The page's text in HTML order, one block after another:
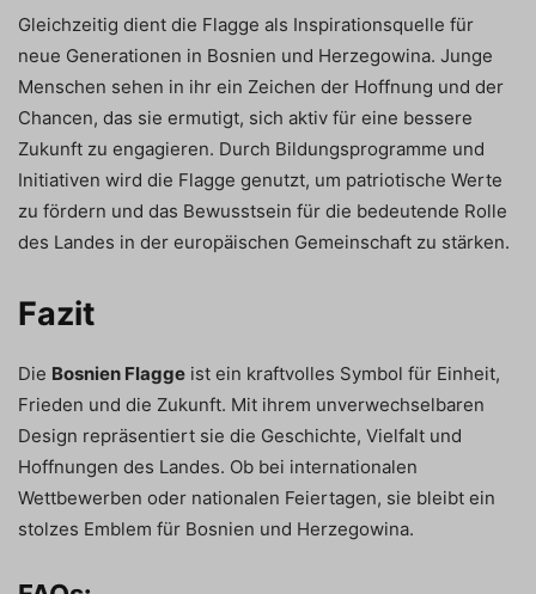
Gleichzeitig dient die Flagge als Inspirationsquelle für
neue Generationen in Bosnien und Herzegowina. Junge
Menschen sehen in ihr ein Zeichen der Hoffnung und der
Chancen, das sie ermutigt, sich aktiv für eine bessere
Zukunft zu engagieren. Durch Bildungsprogramme und
Initiativen wird die Flagge genutzt, um patriotische Werte
zu fördern und das Bewusstsein für die bedeutende Rolle
des Landes in der europäischen Gemeinschaft zu stärken.
Fazit
Die Bosnien Flagge ist ein kraftvolles Symbol für Einheit,
Frieden und die Zukunft. Mit ihrem unverwechselbaren
Design repräsentiert sie die Geschichte, Vielfalt und
Hoffnungen des Landes. Ob bei internationalen
Wettbewerben oder nationalen Feiertagen, sie bleibt ein
stolzes Emblem für Bosnien und Herzegowina.